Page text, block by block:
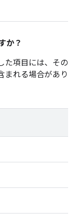
か？
た項目には、その
まれる場合があり